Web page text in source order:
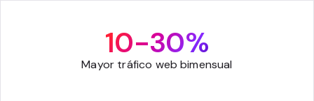
10-30%
Mayor tráfico web bimensual